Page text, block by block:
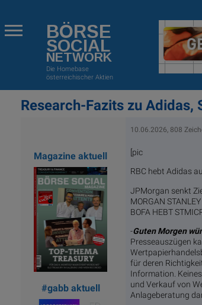
BÖRSE
SOCIAL
NETWORK
Die Homebase
österreichischer Aktien
Research-Fazits zu Adidas,
Magazine aktuell
#gabb aktuell
10.06.2026, 808
[pic
RBC hebt Adidas
JPMorgan senkt
MORGAN
BOFA HEBT
-Guten Morgen
Presseauszügen
für deren
Information.
und Verkauf von
Anlageberatung